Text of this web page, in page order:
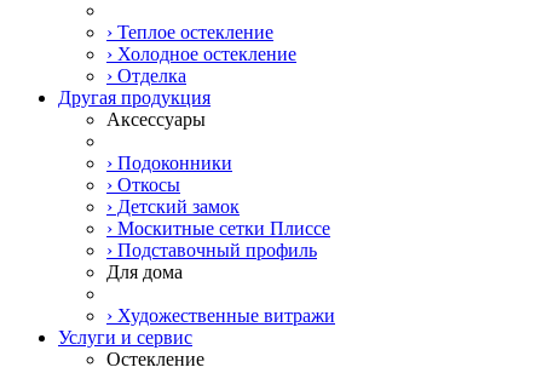
› Теплое остекление
› Холодное остекление
› Отделка
Другая продукция
Аксессуары
› Подоконники
› Откосы
› Детский замок
› Москитные сетки Плиссе
› Подставочный профиль
Для дома
› Художественные витражи
Услуги и сервис
Остекление